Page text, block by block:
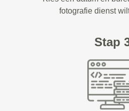
fotografie dienst
Stap